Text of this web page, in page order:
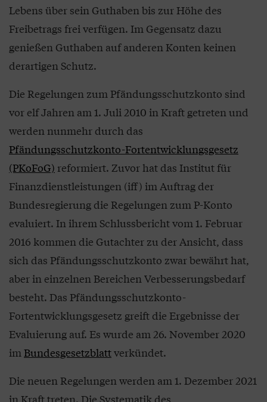
Lebens über sein Guthaben bis zur Höhe des
Freibetrags frei verfügen. Im Gegensatz dazu
genießen Guthaben auf anderen Konten keinen
derartigen Schutz.
Die Regelungen zum Pfändungsschutzkonto sind
vor elf Jahren am 1. Juli 2010 in Kraft getreten und
werden nunmehr durch das
Pfändungsschutzkonto-Fortentwicklungsgesetz
(PKoFoG) reformiert. Zuvor hat das Institut für
Finanzdienstleistungen (iff) im Auftrag der
Bundesregierung die Regelungen zum P-Konto
evaluiert. In ihrem Schlussbericht vom 1. Februar
2016 kommen die Gutachter zu der Ansicht, dass
sich das Pfändungsschutzkonto zwar bewährt hat,
aber in einzelnen Bereichen Verbesserungsbedarf
besteht. Das Pfändungsschutzkonto-
Fortentwicklungsgesetz greift die Ergebnisse der
Evaluierung auf. Es wurde am 26. November 2020
imBundesgesetzblattverkündet.
Die neuen Regelungen werden am 1. Dezember 2021
in Kraft treten. Die Systematik des